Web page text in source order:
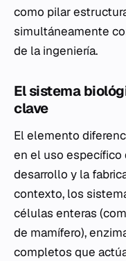
como pilar
simultáneamente
de la ingeniería.
El sistema
clave
El elemento
en el uso
desarrollo y la
contexto, los
células enteras
de mamífero),
completos que